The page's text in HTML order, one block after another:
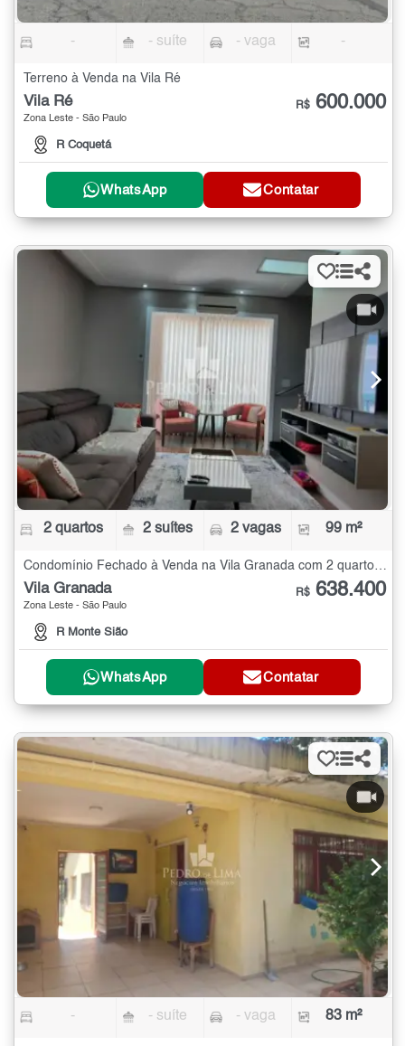
- - suíte - vaga -
Terreno à Venda na Vila Ré
Vila Ré
Zona Leste - São Paulo
R Coquetá
R$ 600.000
WhatsApp Contatar
2 quartos 2 suítes 2 vagas 99 m²
Condomínio Fechado à Venda na Vila Granada com 2 quartos - 99 m²
Vila Granada
Zona Leste - São Paulo
R Monte Sião
R$ 638.400
WhatsApp Contatar
- - suíte - vaga 83 m²